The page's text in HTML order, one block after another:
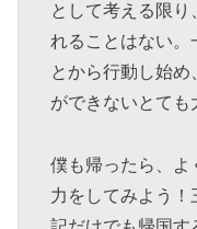
として考える限り
れることはない。
とから行動し始め
ができないとても
僕も帰ったら、よ
力をしてみよう！